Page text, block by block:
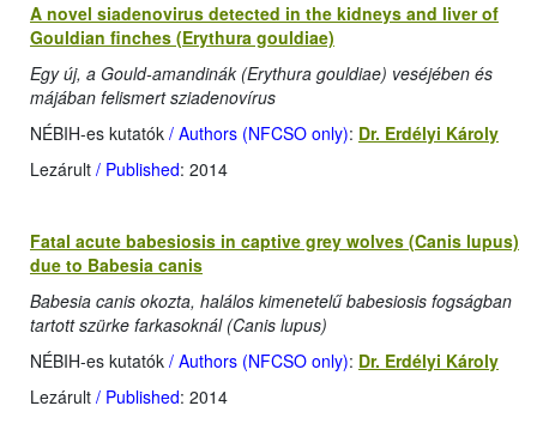
A novel siadenovirus detected in the kidneys and liver of
Gouldian finches (Erythura gouldiae)
Egy új, a Gould-amandinák (Erythura gouldiae) veséjében és
májában felismert sziadenovírus
NÉBIH-es kutatók / Authors (NFCSO only): Dr. Erdélyi Károly
Lezárult / Published: 2014
Fatal acute babesiosis in captive grey wolves (Canis lupus)
due to Babesia canis
Babesia canis okozta, halálos kimenetelű babesiosis fogságban
tartott szürke farkasoknál (Canis lupus)
NÉBIH-es kutatók / Authors (NFCSO only): Dr. Erdélyi Károly
Lezárult / Published: 2014